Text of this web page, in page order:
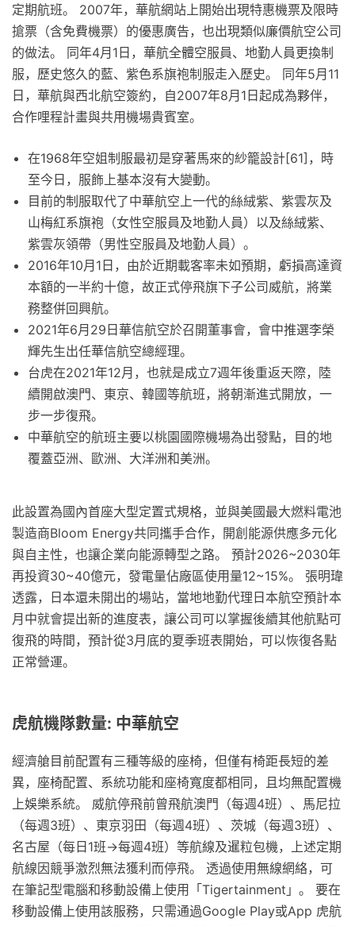
定期航班。 2007年，華航網站上開始出現特惠機票及限時
搶票（含免費機票）的優惠廣告，也出現類似廉價航空公司
的做法。 同年4月1日，華航全體空服員、地勤人員更換制
服，歷史悠久的藍、紫色系旗袍制服走入歷史。 同年5月11
日，華航與西北航空簽約，自2007年8月1日起成為夥伴，
合作哩程計畫與共用機場貴賓室。
在1968年空姐制服最初是穿著馬來的紗籠設計[61]，時
至今日，服飾上基本沒有大變動。
目前的制服取代了中華航空上一代的絲絨紫、紫雲灰及
山梅紅系旗袍（女性空服員及地勤人員）以及絲絨紫、
紫雲灰領帶（男性空服員及地勤人員）。
2016年10月1日，由於近期載客率未如預期，虧損高達資
本額的一半約十億，故正式停飛旗下子公司威航，將業
務整併回興航。
2021年6月29日華信航空於召開董事會，會中推選李榮
輝先生出任華信航空總經理。
台虎在2021年12月，也就是成立7週年後重返天際，陸
續開啟澳門、東京、韓國等航班，將朝漸進式開放，一
步一步復飛。
中華航空的航班主要以桃園國際機場為出發點，目的地
覆蓋亞洲、歐洲、大洋洲和美洲。
此設置為國內首座大型定置式規格，並與美國最大燃料電池
製造商Bloom Energy共同攜手合作，開創能源供應多元化
與自主性，也讓企業向能源轉型之路。 預計2026~2030年
再投資30~40億元，發電量佔廠區使用量12~15%。 張明瑋
透露，日本還未開出的場站，當地地勤代理日本航空預計本
月中就會提出新的進度表，讓公司可以掌握後續其他航點可
復飛的時間，預計從3月底的夏季班表開始，可以恢復各點
正常營運。
虎航機隊數量: 中華航空
經濟艙目前配置有三種等級的座椅，但僅有椅距長短的差
異，座椅配置、系統功能和座椅寬度都相同，且均無配置機
上娛樂系統。 威航停飛前曾飛航澳門（每週4班）、馬尼拉
（每週3班）、東京羽田（每週4班）、茨城（每週3班）、
名古屋（每日1班→每週4班）等航線及暹粒包機，上述定期
航線因競爭激烈無法獲利而停飛。 透過使用無線網絡，可
在筆記型電腦和移動設備上使用「Tigertainment」。 要在
移動設備上使用該服務，只需通過Google Play或App 虎航